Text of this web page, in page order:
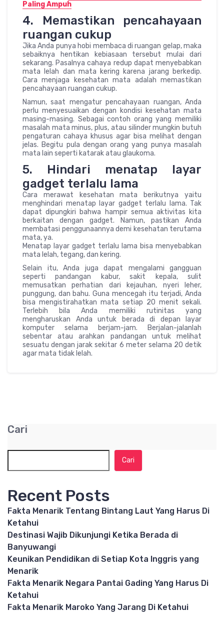
Paling Ampuh
4. Memastikan pencahayaan
ruangan cukup
Jika Anda punya hobi membaca di ruangan gelap, maka
sebaiknya hentikan kebiasaan tersebut mulai dari
sekarang. Pasalnya cahaya redup dapat menyebabkan
mata lelah dan mata kering karena jarang berkedip.
Cara menjaga kesehatan mata adalah memastikan
pencahayaan ruangan cukup.
Namun, saat mengatur pencahayaan ruangan, Anda
perlu menyesuaikan dengan kondisi kesehatan mata
masing-masing. Sebagai contoh orang yang memiliki
masalah mata minus, plus, atau silinder mungkin butuh
pengaturan cahaya khusus agar bisa melihat dengan
jelas. Begitu pula dengan orang yang punya masalah
mata lain seperti katarak atau glaukoma.
5. Hindari menatap layar
gadget terlalu lama
Cara merawat kesehatan mata berikutnya yaitu
menghindari menatap layar gadget terlalu lama. Tak
dapat dipungkiri bahwa hampir semua aktivitas kita
berkaitan dengan gadget. Namun, pastikan Anda
membatasi penggunaannya demi kesehatan terutama
mata, ya.
Menatap layar gadget terlalu lama bisa menyebabkan
mata lelah, tegang, dan kering.
Selain itu, Anda juga dapat mengalami gangguan
seperti pandangan kabur, sakit kepala, sulit
memusatkan perhatian dari kejauhan, nyeri leher,
punggung, dan bahu. Guna mencegah itu terjadi, Anda
bisa mengistirahatkan mata setiap 20 menit sekali.
Terlebih bila Anda memiliki rutinitas yang
mengharuskan Anda untuk berada di depan layar
komputer selama berjam-jam. Berjalan-jalanlah
sebentar atau arahkan pandangan untuk melihat
sesuatu dengan jarak sekitar 6 meter selama 20 detik
agar mata tidak lelah.
Cari
Cari
Recent Posts
Fakta Menarik Tentang Bintang Laut Yang Harus Di
Ketahui
Destinasi Wajib Dikunjungi Ketika Berada di
Banyuwangi
Keunikan Pendidikan di Setiap Kota Inggris yang
Menarik
Fakta Menarik Negara Pantai Gading Yang Harus Di
Ketahui
Fakta Menarik Maroko Yang Jarang Di Ketahui